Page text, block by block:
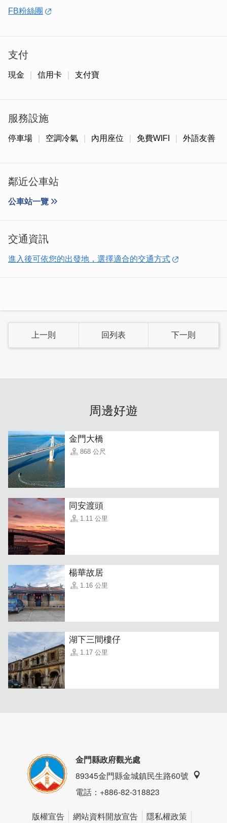
飲品、湯品、白飯與沙拉，讓客人自由搭配，享受豐富的用
餐廳提供多種豐富肉品，包含雞肉、豚肉和牛肉，鮮嫩多汁
FB粉絲團
支付
現金 信用卡 支付寶
服務設施
停車場 空調冷氣 內用座位 免費WIFI 外語友善
鄰近公車站
公車站一覽
交通資訊
進入後可依您的出發地，選擇適合的交通方式
上一則 回列表 下一則
周邊好遊
金門大橋
868 公尺
同安渡頭
1.11 公里
楊華故居
1.16 公里
湖下三間樓仔
1.17 公里
金門縣政府觀光處
89345金門縣金城鎮民生路60號
電話：+886-82-318823
版權宣告 網站資料開放宣告 隱私權政策